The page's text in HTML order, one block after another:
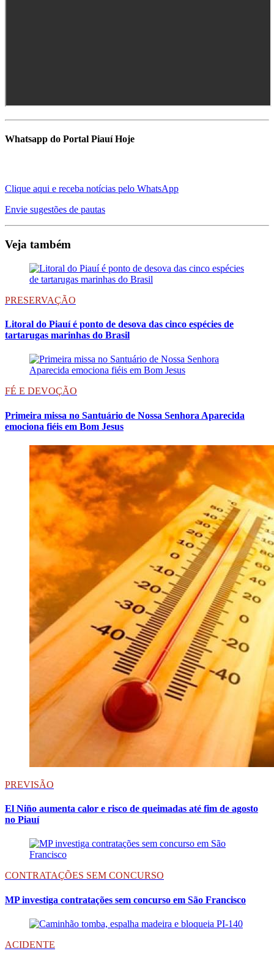
Whatsapp do Portal Piauí Hoje
Clique aqui e receba notícias pelo WhatsApp
Envie sugestões de pautas
Veja também
PRESERVAÇÃO
Litoral do Piauí é ponto de desova das cinco espécies de
tartarugas marinhas do Brasil
FÉ E DEVOÇÃO
Primeira missa no Santuário de Nossa Senhora Aparecida
emociona fiéis em Bom Jesus
PREVISÃO
El Niño aumenta calor e risco de queimadas até fim de agosto
no Piauí
CONTRATAÇÕES SEM CONCURSO
MP investiga contratações sem concurso em São Francisco
ACIDENTE